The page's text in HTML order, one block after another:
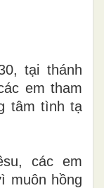
tại thánh
em tham
tâm tình tạ
các em
muôn hồng